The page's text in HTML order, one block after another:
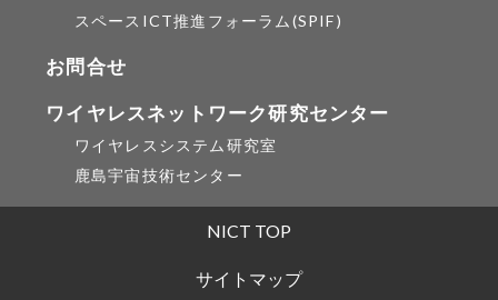
スペースICT推進フォーラム(SPIF)
お問合せ
ワイヤレスネットワーク研究センター
ワイヤレスシステム研究室
鹿島宇宙技術センター
NICT TOP
サイトマップ